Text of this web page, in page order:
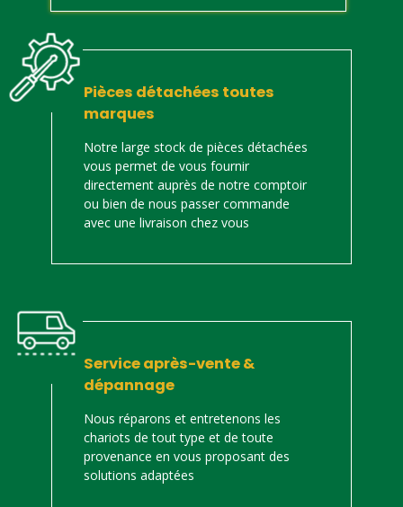
Pièces détachées toutes
marques
Notre large stock de pièces détachées
vous permet de vous fournir
directement auprès de notre comptoir
ou bien de nous passer commande
avec une livraison chez vous
Service après-vente &
dépannage
Nous réparons et entretenons les
chariots de tout type et de toute
provenance en vous proposant des
solutions adaptées